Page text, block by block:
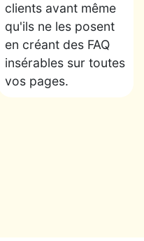
clients avant même
qu'ils ne les posent
en créant des FAQ
insérables sur toutes
vos pages.